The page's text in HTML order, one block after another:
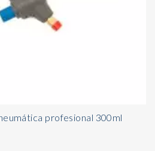
profesional 300ml